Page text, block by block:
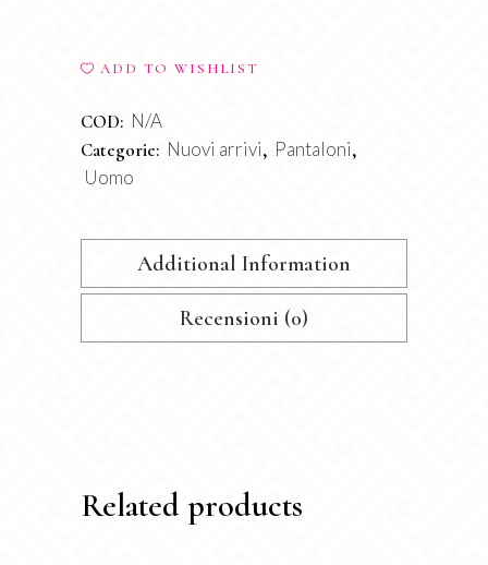
ADD TO WISHLIST
COD: N/A
Categorie: Nuovi arrivi, Pantaloni,
Uomo
Additional Information
Recensioni (0)
Related products